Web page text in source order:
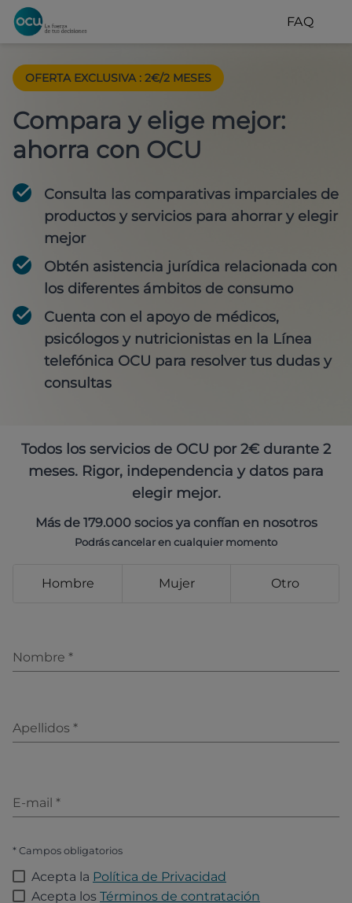
FAQ
OFERTA EXCLUSIVA : 2€/2 MESES
Compara y elige mejor:
ahorra con OCU
Consulta las comparativas imparciales de
productos y servicios para ahorrar y elegir
mejor
Obtén asistencia jurídica relacionada con
los diferentes ámbitos de consumo
Cuenta con el apoyo de médicos,
psicólogos y nutricionistas en la Línea
telefónica OCU para resolver tus dudas y
consultas
Todos los servicios de OCU por 2€ durante 2
meses. Rigor, independencia y datos para
elegir mejor.
Más de 179.000 socios ya confían en nosotros
Podrás cancelar en cualquier momento
Hombre Mujer Otro
Nombre *
Apellidos *
E-mail *
* Campos obligatorios
Acepta la Política de Privacidad
Acepta los Términos de contratación